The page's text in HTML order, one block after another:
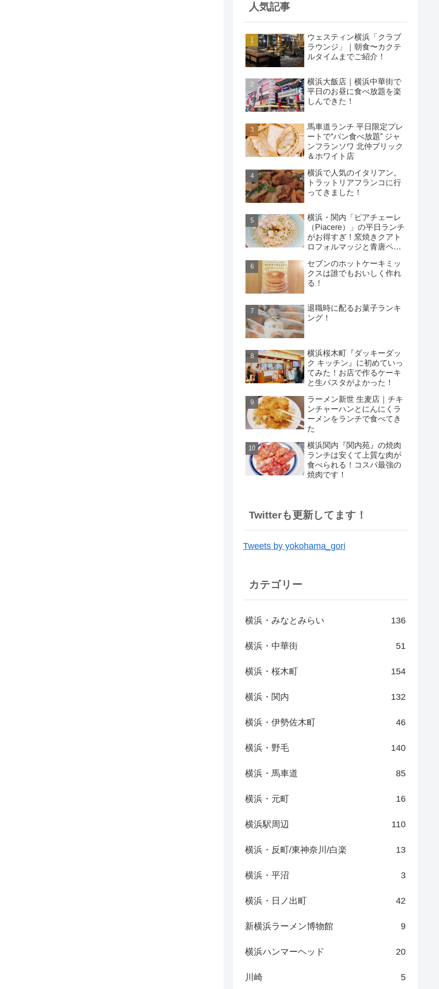
人気記事
ウェスティン横浜「クラブ
ラウンジ」｜朝食〜カクテ
ルタイムまでご紹介！
横浜大飯店｜横浜中華街で
平日のお昼に食べ放題を楽
しんできた！
馬車道ランチ 平日限定プレ
ートで“パン食べ放題” ジャ
ンフランソワ 北仲ブリック
＆ホワイト店
横浜で人気のイタリアン。
トラットリアフランコに行
ってきました！
横浜・関内「ピアチェーレ
（Piacere）」の平日ランチ
がお得すぎ！窯焼きクアト
ロフォルマッジと青唐ペペ
セブンのホットケーキミッ
クスは誰でもおいしく作れ
る！
退職時に配るお菓子ランキ
ング！
横浜桜木町『ダッキーダッ
ク キッチン』に初めていっ
てみた！お店で作るケーキ
と生パスタがよかった！
ラーメン新世 生麦店｜チキ
ンチャーハンとにんにくラ
ーメンをランチで食べてき
た
横浜関内『関内苑』の焼肉
ランチは安くて上質な肉が
食べられる！コスパ最強の
焼肉です！
Twitterも更新してます！
Tweets by yokohama_gori
カテゴリー
横浜・みなとみらい 136
横浜・中華街 51
横浜・桜木町 154
横浜・関内 132
横浜・伊勢佐木町 46
横浜・野毛 140
横浜・馬車道 85
横浜・元町 16
横浜駅周辺 110
横浜・反町/東神奈川/白楽 13
横浜・平沼 3
横浜・日ノ出町 42
新横浜ラーメン博物館 9
横浜ハンマーヘッド 20
川崎 5